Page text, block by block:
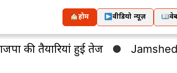
होम वीडियो न्यूज़
हुई तेज Jamshedpur : कंपनी